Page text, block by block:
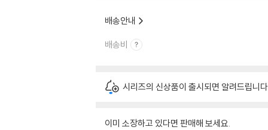
배송안내
배송비
시리즈의 신상품이 출시되면 알려드립니
이미 소장하고 있다면 판매해 보세요.